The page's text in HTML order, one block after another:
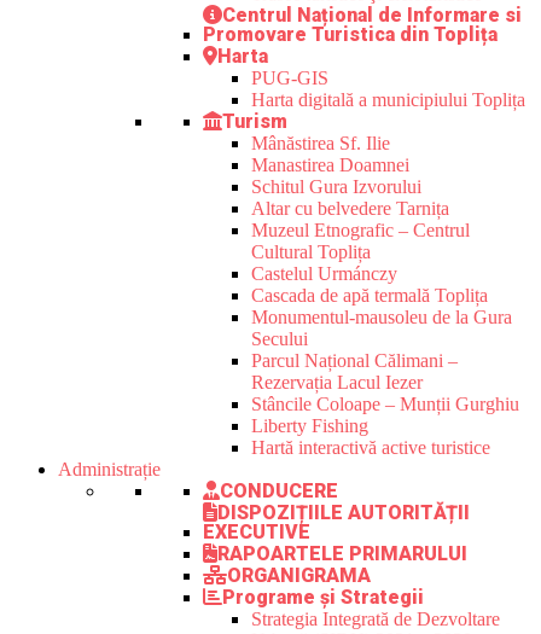
Centrul Național de Informare si
Promovare Turistica din Toplița
Harta
PUG-GIS
Harta digitală a municipiului Toplița
Turism
Mânăstirea Sf. Ilie
Manastirea Doamnei
Schitul Gura Izvorului
Altar cu belvedere Tarnița
Muzeul Etnografic – Centrul
Cultural Toplița
Castelul Urmánczy
Cascada de apă termală Toplița
Monumentul-mausoleu de la Gura
Secului
Parcul Național Călimani –
Rezervația Lacul Iezer
Stâncile Coloape – Munții Gurghiu
Liberty Fishing
Hartă interactivă active turistice
Administrație
CONDUCERE
DISPOZIȚIILE AUTORITĂȚII
EXECUTIVE
RAPOARTELE PRIMARULUI
ORGANIGRAMA
Programe și Strategii
Strategia Integrată de Dezvoltare